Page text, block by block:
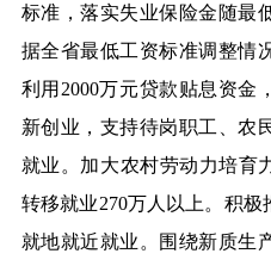
标准，落实失业保险金随最
据全省最低工资标准调整情
利用2000万元贷款贴息资金
新创业，支持待岗职工、农
就业。加大农村劳动力培育
转移就业270万人以上。积
就地就近就业。围绕新质生